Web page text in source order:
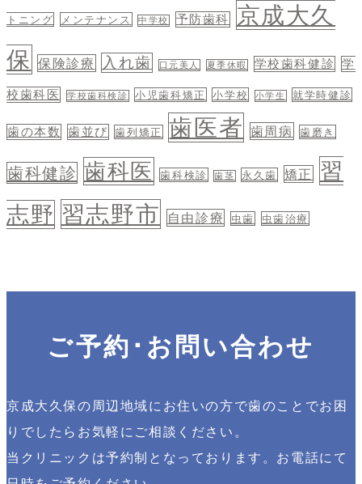
トニング メンテナンス 中学校 予防歯科
京成大久
保 保険診療 入れ歯 口元美人 夏季休暇 学校歯科健診 学
校歯科医 学校歯科検診 小児歯科矯正 小学校 小学生 就学時健診
歯の本数 歯並び 歯列矯正 歯医者 歯周病 歯磨き
歯科健診 歯科医 歯科検診 歯茎 永久歯 矯正
習
志野 習志野市 自由診療 虫歯 虫歯治療
ご予約･お問い合わせ
京成大久保の周辺地域にお住いの方で歯のことでお困
りでしたらお気軽にご相談ください。
当クリニックは予約制となっております。お電話にて